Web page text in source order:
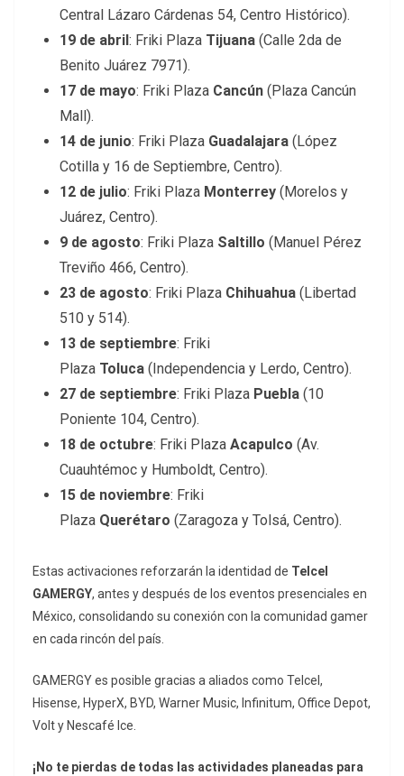
Central Lázaro Cárdenas 54, Centro Histórico).
19 de abril: Friki Plaza Tijuana (Calle 2da de
Benito Juárez 7971).
17 de mayo: Friki Plaza Cancún (Plaza Cancún
Mall).
14 de junio: Friki Plaza Guadalajara (López
Cotilla y 16 de Septiembre, Centro).
12 de julio: Friki Plaza Monterrey (Morelos y
Juárez, Centro).
9 de agosto: Friki Plaza Saltillo (Manuel Pérez
Treviño 466, Centro).
23 de agosto: Friki Plaza Chihuahua (Libertad
510 y 514).
13 de septiembre: Friki
Plaza Toluca (Independencia y Lerdo, Centro).
27 de septiembre: Friki Plaza Puebla (10
Poniente 104, Centro).
18 de octubre: Friki Plaza Acapulco (Av.
Cuauhtémoc y Humboldt, Centro).
15 de noviembre: Friki
Plaza Querétaro (Zaragoza y Tolsá, Centro).
Estas activaciones reforzarán la identidad de Telcel
GAMERGY, antes y después de los eventos presenciales en
México, consolidando su conexión con la comunidad gamer
en cada rincón del país.
GAMERGY es posible gracias a aliados como Telcel,
Hisense, HyperX, BYD, Warner Music, Infinitum, Office Depot,
Volt y Nescafé Ice.
¡No te pierdas de todas las actividades planeadas para